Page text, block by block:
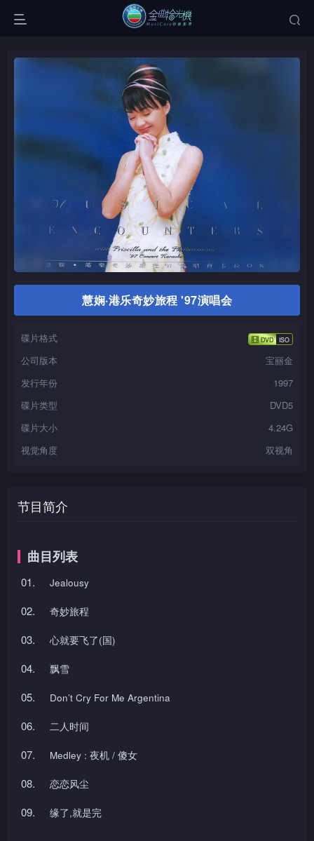
慧娴·港乐奇妙旅程 '97演唱会
碟片格式
公司版本
宝丽金
发行年份
1997
碟片类型
DVD5
碟片大小
4.24G
视觉角度
双视角
节目简介
曲目列表
01. Jealousy
02. 奇妙旅程
03. 心就要飞了(国)
04. 飘雪
05. Don’t Cry For Me Argentina
06. 二人时间
07. Medley : 夜机 / 傻女
08. 恋恋风尘
09. 缘了,就是完